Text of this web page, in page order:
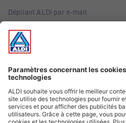
Dépliant ALDI par e-mail
Offres
Infos essentielles
Suivez ALDI Belgique